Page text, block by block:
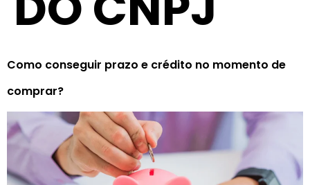
Como conseguir prazo e crédito no momento de
comprar?